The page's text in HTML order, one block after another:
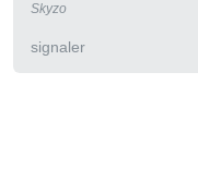
Skyzo
signaler